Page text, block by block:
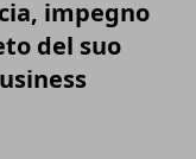
impegno
del suo